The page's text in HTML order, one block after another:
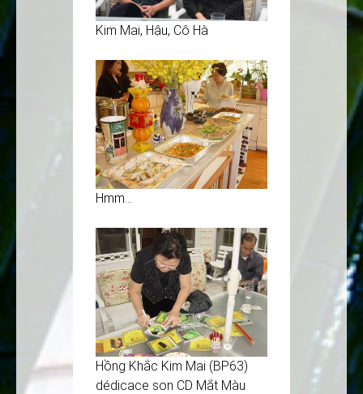
Kim Mai, Hậu, Cô Hà
Hmm…
Hồng Khắc Kim Mai (BP63)
dédicace son CD Mắt Màu